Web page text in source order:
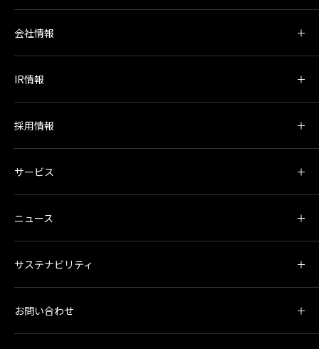
会社情報
IR情報
採用情報
サービス
ニュース
サステナビリティ
お問い合わせ